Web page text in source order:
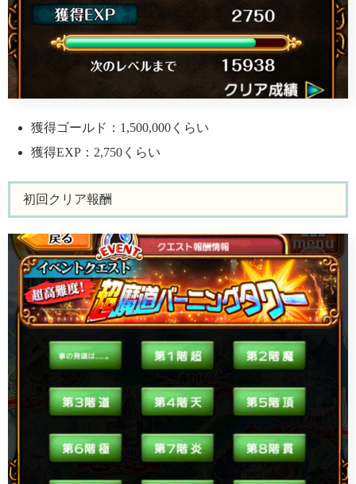
獲得ゴールド：1,500,000くらい
獲得EXP：2,750くらい
初回クリア報酬